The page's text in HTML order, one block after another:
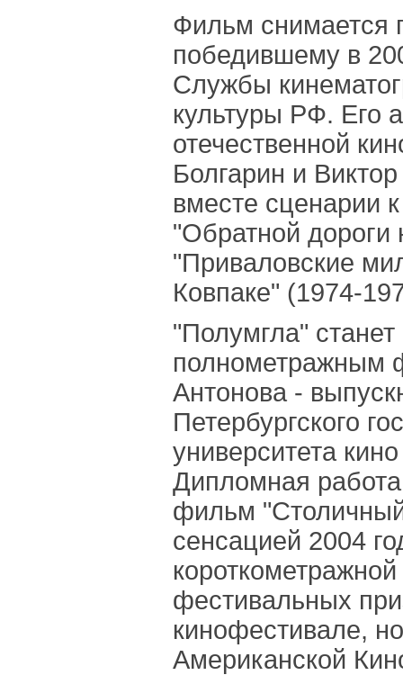
Фильм снимается
победившему в
Службы
культуры РФ. Его
отечественной
Болгарин и
вместе сценарии
"Обратной дороги
"Приваловские
Ковпаке" (1974-
"Полумгла"
полнометражным
Антонова -
Петербургского
университета
Дипломная
фильм
сенсацией 2004
фестивальных
кинофестивале,
Американской